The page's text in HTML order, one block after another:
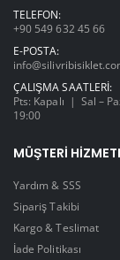
TELEFON:
+90 549 632 45 66
E-POSTA:
ÇALIŞMA SAATLERI:
Pts: Kapalı | Sal –
19:00
MÜŞTERI
Yardım & SSS
Sipariş Takibi
Kargo & Teslimat
İade Politikası